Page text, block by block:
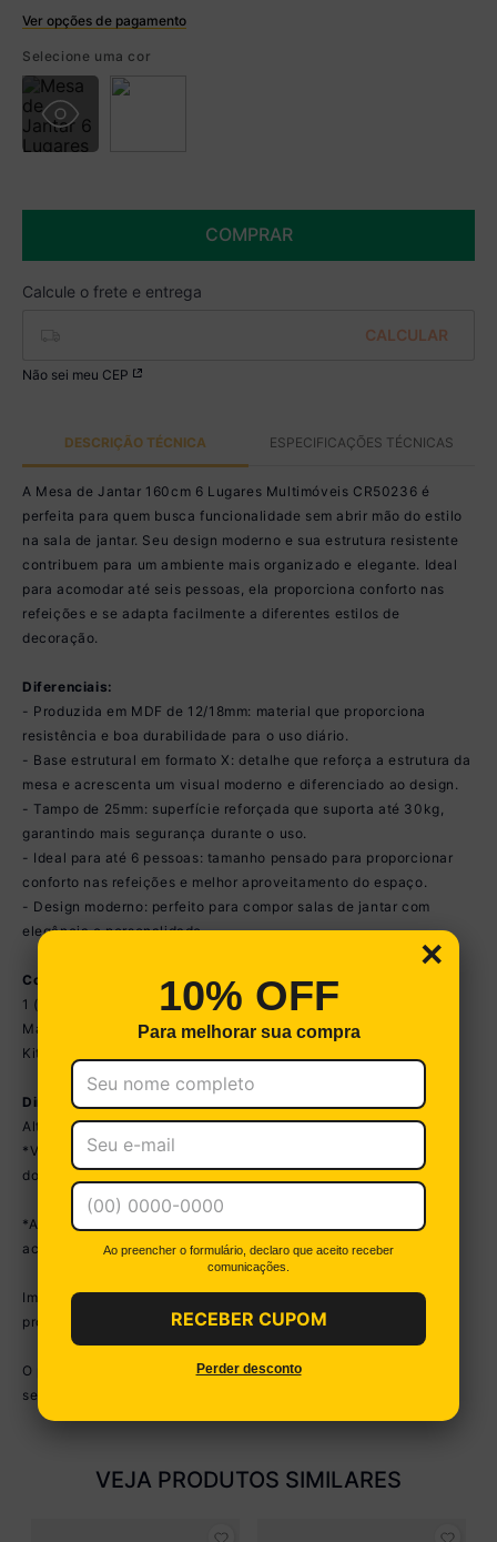
Ver opções de pagamento
R$ 664,99 à vista no Boleto
(5% de desconto)
Você economiza
Selecione uma cor
COMPRAR
Não sei meu CEP
DESCRIÇÃO TÉCNICA ESPECIFICAÇÕES TÉCNICAS
A Mesa de Jantar 160cm 6 Lugares Multimóveis CR50236 é
perfeita para quem busca funcionalidade sem abrir mão do estilo
na sala de jantar. Seu design moderno e sua estrutura resistente
contribuem para um ambiente mais organizado e elegante. Ideal
para acomodar até seis pessoas, ela proporciona conforto nas
refeições e se adapta facilmente a diferentes estilos de
decoração.
Diferenciais:
- Produzida em MDF de 12/18mm: material que proporciona
resistência e boa durabilidade para o uso diário.
- Base estrutural em formato X: detalhe que reforça a estrutura da
mesa e acrescenta um visual moderno e diferenciado ao design.
- Tampo de 25mm: superfície reforçada que suporta até 30kg,
garantindo mais segurança durante o uso.
- Ideal para até 6 pessoas: tamanho pensado para proporcionar
conforto nas refeições e melhor aproveitamento do espaço.
- Design moderno: perfeito para compor salas de jantar com
elegância e personalidade.
Conteúdo da Embalagem:
1 (uma) Mesa Jantar
Manual de Montagem
Kit Ferragem
Dimensão do Produto Montado:
Altura: 80cm | Largura: 160cm | Profundidade: 90cm
*Você pode consultar as medidas detalhadas na imagem técnica
do produto.
*As cores do produto podem sofrer variações de tonalidade de
acordo com as configurações do seu dispositivo.
Imagem meramente ilustrativa. Decoração não acompanha o
produto.
O produto será entregue desmontado e não disponibilizamos o
serviço de montagem.
VEJA PRODUTOS SIMILARES
×
10% OFF
Para melhorar sua compra
Ao preencher o formulário, declaro que aceito receber
comunicações.
RECEBER CUPOM
Perder desconto